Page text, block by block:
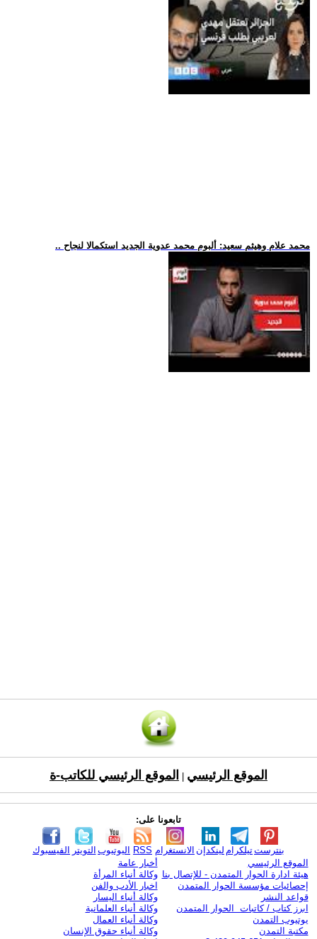
.. محمد علام وهيثم سعيد: ألبوم محمد عدوية الجديد استكمالا لنجاح
الموقع الرئيسي الموقع الرئيسي للكاتب-ة
تابعونا على:
الفيسبوك التويتر اليوتيوب RSS الانستغرام لينكدإن تيلكرامبنترست
الموقع الرئيسي
هيئة ادارة الحوار المتمدن - للإتصال بنا
إحصائيات مؤسسة الحوار المتمدن
قواعد النشر
ابرز كتاب / كاتبات الحوار المتمدن
يوتيوب التمدن
مكتبة التمدن
أخبار عامة
وكالة أنباء المرأة
اخبار الأدب والفن
وكالة أنباء اليسار
وكالة أنباء العلمانية
وكالة أنباء العمال
وكالة أنباء حقوق الإنسان